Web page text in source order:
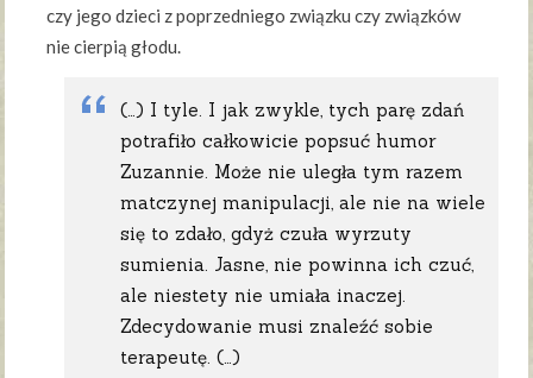
czy jego dzieci z poprzedniego związku czy związków
nie cierpią głodu.
(…) I tyle. I jak zwykle, tych parę zdań
potrafiło całkowicie popsuć humor
Zuzannie. Może nie uległa tym razem
matczynej manipulacji, ale nie na wiele
się to zdało, gdyż czuła wyrzuty
sumienia. Jasne, nie powinna ich czuć,
ale niestety nie umiała inaczej.
Zdecydowanie musi znaleźć sobie
terapeutę. (…)